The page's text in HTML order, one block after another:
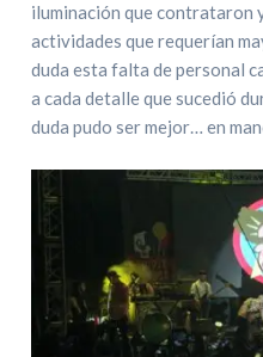
iluminación que contrataron
actividades que requerían
duda esta falta de personal
a cada detalle que sucedió
duda pudo ser mejor… en